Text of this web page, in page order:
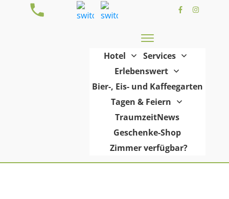
Hotel
Services
Erlebenswert
Bier-, Eis- und Kaffeegarten
Tagen & Feiern
TraumzeitNews
Geschenke-Shop
Zimmer verfügbar?